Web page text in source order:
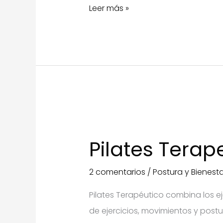
Esferopilates
Leer más »
Pilates
2 comentarios /Postura y
Pilates Terapéutico combina los
de ejercicios, movimientos y